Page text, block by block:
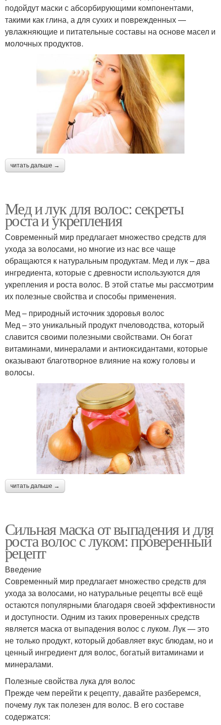
подойдут маски с абсорбирующими компонентами,
такими как глина, а для сухих и поврежденных —
увлажняющие и питательные составы на основе масел и
молочных продуктов.
читать дальше →
Мед и лук для волос: секреты
роста и укрепления
Современный мир предлагает множество средств для
ухода за волосами, но многие из нас все чаще
обращаются к натуральным продуктам. Мед и лук – два
ингредиента, которые с древности используются для
укрепления и роста волос. В этой статье мы рассмотрим
их полезные свойства и способы применения.
Мед – природный источник здоровья волос
Мед – это уникальный продукт пчеловодства, который
славится своими полезными свойствами. Он богат
витаминами, минералами и антиоксидантами, которые
оказывают благотворное влияние на кожу головы и
волосы.
читать дальше →
Сильная маска от выпадения и для
роста волос с луком: проверенный
рецепт
Введение
Современный мир предлагает множество средств для
ухода за волосами, но натуральные рецепты всё ещё
остаются популярными благодаря своей эффективности
и доступности. Одним из таких проверенных средств
является маска от выпадения волос с луком. Лук — это
не только продукт, который добавляет вкус блюдам, но и
ценный ингредиент для волос, богатый витаминами и
минералами.
Полезные свойства лука для волос
Прежде чем перейти к рецепту, давайте разберемся,
почему лук так полезен для волос. В его составе
содержатся: